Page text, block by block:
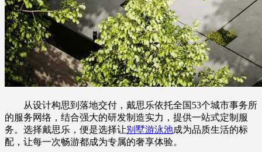
从设计构思到落地交付，戴思乐依托全国53个城市事务所
的服务网络，结合强大的研发制造实力，提供一站式定制服
务。选择戴思乐，便是选择让别墅游泳池成为品质生活的标
配，让每一次畅游都成为专属的奢享体验。